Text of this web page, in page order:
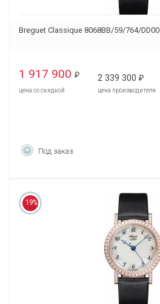
Breguet Classique 8068BB/59/764/DD00
1 917 900 ₽
цена со скидкой
2 339 300 ₽
цена производителя
Под заказ
19%